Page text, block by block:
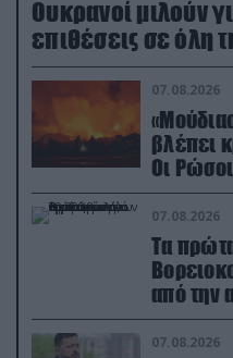
Ουκρανοί μιλούν
επιθέσεις σε όλη
07.08.2026
βλέπει
Οι
κολοσσού!
07.08.2026
Τα
από την
που
07.08.2026